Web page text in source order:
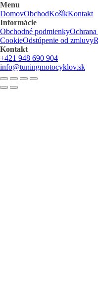
Menu
DomovObchodKošíkKontakt
Informácie
Obchodné podmienky
CookieOdstúpenie od zmluvy
Kontakt
+421 948 690 904
info@tuningmotocyklov.sk